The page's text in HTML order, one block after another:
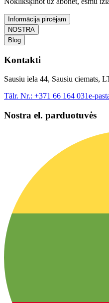
Informācija pircējam
NOSTRA
Blog
Kontakti
Sausiu iela 44, Sausiu ciemats,
Tālr. Nr.: +371 66 164 031e-
Nostra el. parduotuvės